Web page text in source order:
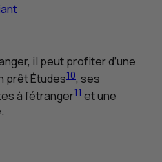
il peut profiter d’une
prêt Études10, ses
à l’étranger11 et une